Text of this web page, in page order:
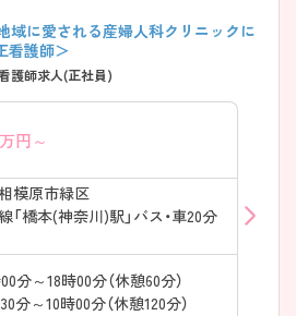
域に愛される産婦人科クリニックに
看護師＞
護師求人(正社員)
万円～
模原市緑区
「橋本(神奈川)駅」バス・車20分
分～18時00分（休憩60分）
分～10時00分（休憩120分）